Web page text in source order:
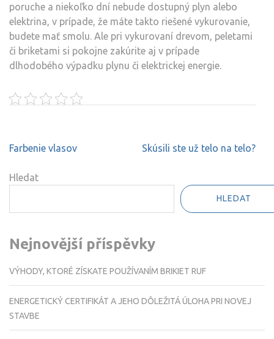
poruche a niekoľko dní nebude dostupný plyn alebo
elektrina, v prípade, že máte takto riešené vykurovanie,
budete mať smolu. Ale pri vykurovaní drevom, peletami
či briketami si pokojne zakúrite aj v prípade
dlhodobého výpadku plynu či elektrickej energie.
Navigace
příspěvek
Farbenie vlasov Skúsili ste už telo na telo?
Hledat
HLEDAT
Nejnovější příspěvky
VÝHODY, KTORÉ ZÍSKATE POUŽÍVANÍM BRIKIET RUF
ENERGETICKÝ CERTIFIKÁT A JEHO DÔLEŽITÁ ÚLOHA PRI NOVEJ
STAVBE